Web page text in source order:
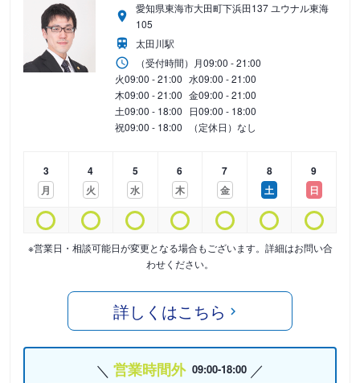
愛知県東海市大田町下浜田137 ユウナル東海
105
太田川駅
（受付時間） 月09:00 - 21:00
火09:00 - 21:00 水09:00 - 21:00
木09:00 - 21:00 金09:00 - 21:00
土09:00 - 18:00 日09:00 - 18:00
祝09:00 - 18:00 （定休日）なし
3
月
4
火
5
水
6
木
7
金
8
土
9
日
※営業日・相談可能日が変更となる場合もございます。詳細はお問い合
わせください。
詳しくはこちら
営業時間外 09:00-18:00